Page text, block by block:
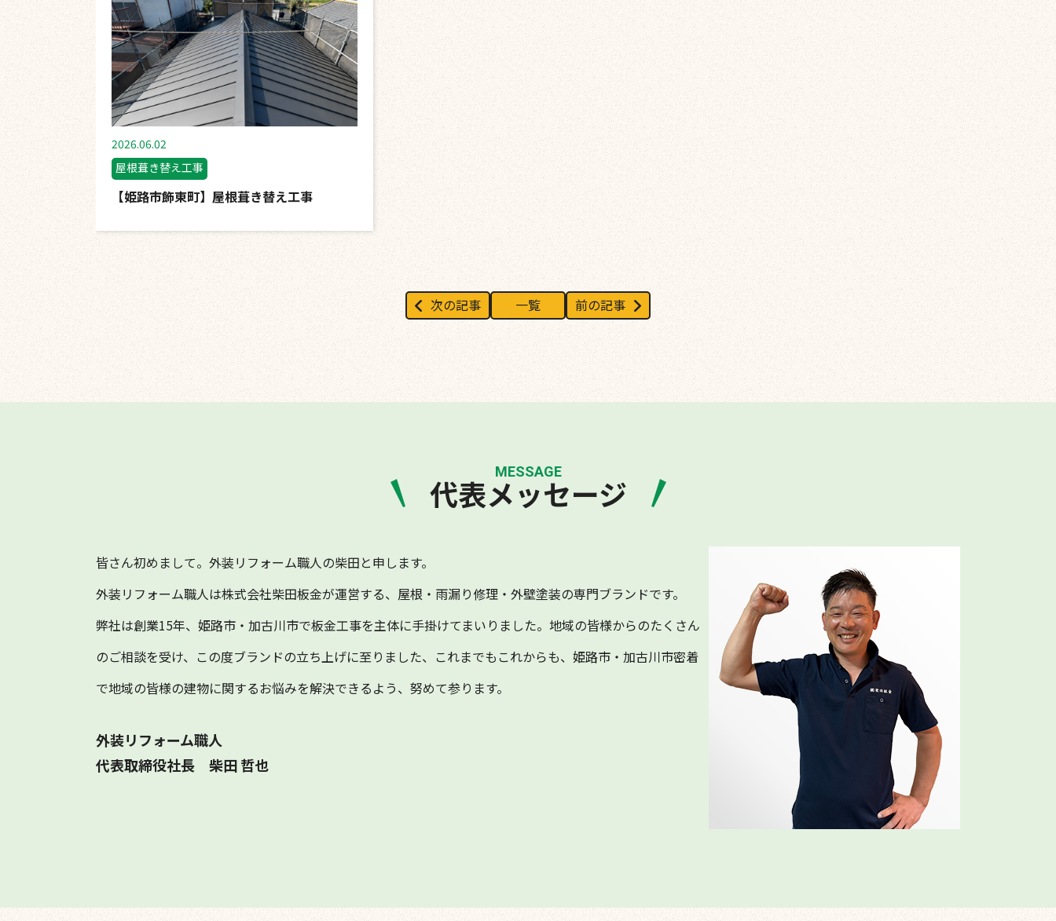
2026.06.02
【姫路市飾東町】屋根葺き替え工事
屋根葺き替え工事
次の記事 一覧 前の記事
代表メッセージ
MESSAGE
皆さん初めまして。外装リフォーム職人の柴田と申します。
外装リフォーム職人は株式会社柴田板金が運営する、屋根・雨漏り修理・外壁塗装の専門ブランドです。
弊社は創業15年、姫路市・加古川市で板金工事を主体に手掛けてまいりました。地域の皆様からのたくさん
のご相談を受け、この度ブランドの立ち上げに至りました、これまでもこれからも、姫路市・加古川市密着
で地域の皆様の建物に関するお悩みを解決できるよう、努めて参ります。
外装リフォーム職人
代表取締役社長 柴田 哲也